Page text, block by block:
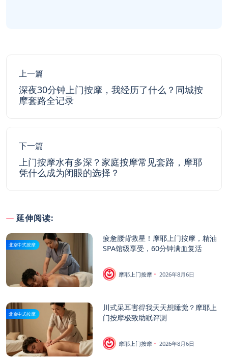
上一篇
深夜30分钟上门按摩，我经历了什么？同城按
摩套路全记录
下一篇
上门按摩水有多深？家庭按摩常见套路，摩耶
凭什么成为闭眼的选择？
延伸阅读:
北京中式按摩
疲惫腰背救星！摩耶上门按摩，精油
SPA馆级享受，60分钟满血复活
摩耶上门按摩 2026年8月6日
北京中式按摩
川式采耳害得我天天想睡觉？摩耶上
门按摩极致助眠评测
摩耶上门按摩 2026年8月6日